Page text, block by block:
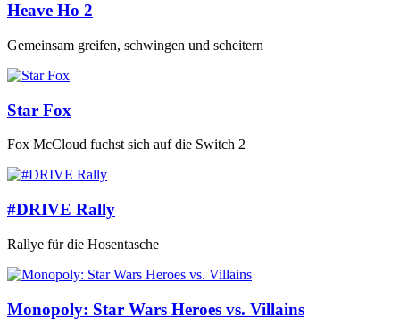
Heave Ho 2
Gemeinsam greifen, schwingen und scheitern
Star Fox
Fox McCloud fuchst sich auf die Switch 2
#DRIVE Rally
Rallye für die Hosentasche
Monopoly: Star Wars Heroes vs. Villains